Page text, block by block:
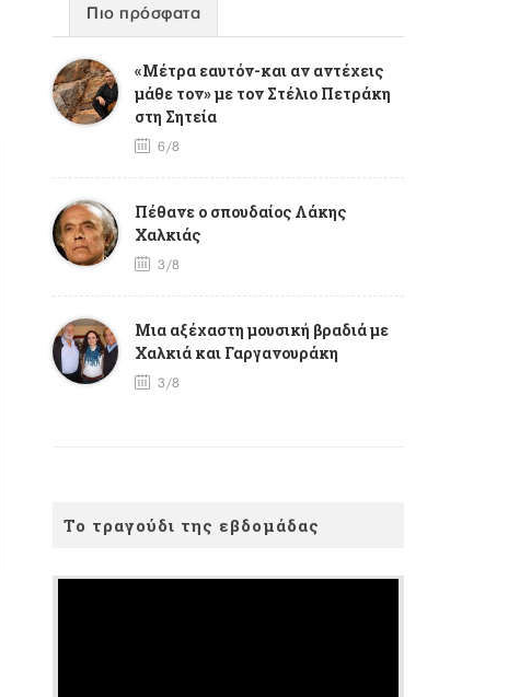
Πιο πρόσφατα
«Μέτρα εαυτόν-και αν αντέχεις
μάθε τον» με τον Στέλιο Πετράκη
στη Σητεία
6/8
Πέθανε ο σπουδαίος Λάκης
Χαλκιάς
3/8
Mια αξέχαστη μουσική βραδιά με
Χαλκιά και Γαργανουράκη
3/8
Το τραγούδι της εβδομάδας